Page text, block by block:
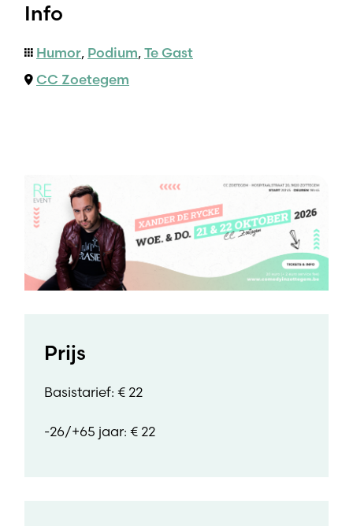
Info
Humor, Podium,Te Gast
CC Zoetegem
Prijs
Basistarief: € 22
-26/+65 jaar: € 22